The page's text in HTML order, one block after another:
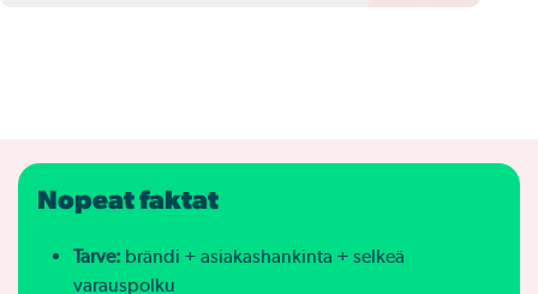
Nopeat faktat
Tarve: brändi + asiakashankinta + selkeä
varauspolku